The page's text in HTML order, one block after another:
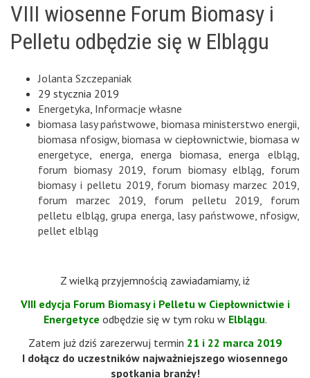
VIII wiosenne Forum Biomasy i
Pelletu odbędzie się w Elblągu
Jolanta Szczepaniak
29 stycznia 2019
Energetyka Informacje własne
biomasa lasy państwowe biomasa ministerstwo energii
biomasa nfosigw, biomasa w ciepłownictwie biomasa w
energetyce
energa ,energa biomasa ,energa elbląg
forum biomasy 2019
forum biomasy elbląg
forum
biomasy i pelletu 2019 forum biomasy marzec 2019
forum marzec 2019
forum pelletu 2019
forum
pelletu elbląg grupa energa lasy państwowe nfosigw,
pellet elbląg
Z wielką przyjemnością zawiadamiamy, iż
VIII edycja Forum Biomasy i Pelletu w Ciepłownictwie i
Energetyce odbędzie się w tym roku w Elblągu.
Zatem już dziś zarezerwuj termin 21 i 22 marca 2019
I dołącz do uczestników najważniejszego wiosennego
spotkania branży!